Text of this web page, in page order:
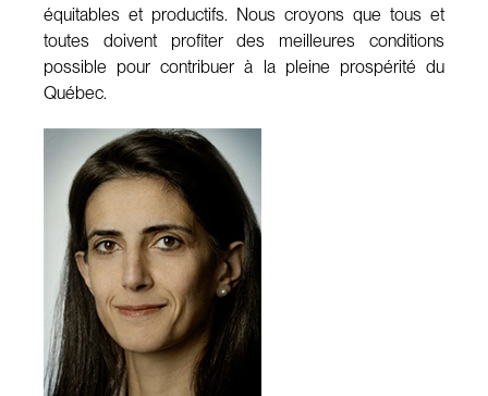
équitables et productifs. Nous croyons que tous et
toutes doivent profiter des meilleures conditions
possible pour contribuer à la pleine prospérité du
Québec.